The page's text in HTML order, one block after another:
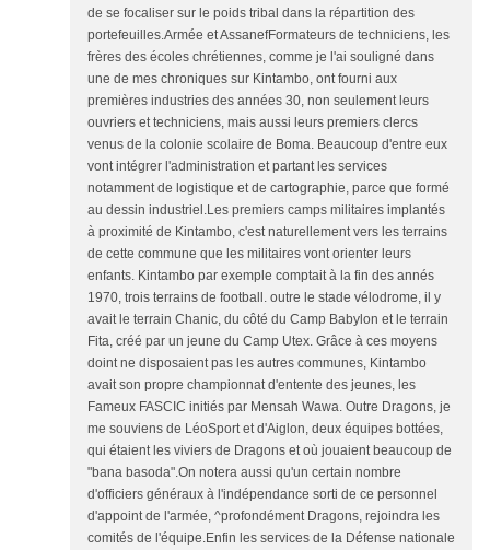
de se focaliser sur le poids tribal dans la répartition des
portefeuilles.Armée et AssanefFormateurs de techniciens, les
frères des écoles chrétiennes, comme je l'ai souligné dans
une de mes chroniques sur Kintambo, ont fourni aux
premières industries des années 30, non seulement leurs
ouvriers et techniciens, mais aussi leurs premiers clercs
venus de la colonie scolaire de Boma. Beaucoup d'entre eux
vont intégrer l'administration et partant les services
notamment de logistique et de cartographie, parce que formé
au dessin industriel.Les premiers camps militaires implantés
à proximité de Kintambo, c'est naturellement vers les terrains
de cette commune que les militaires vont orienter leurs
enfants. Kintambo par exemple comptait à la fin des annés
1970, trois terrains de football. outre le stade vélodrome, il y
avait le terrain Chanic, du côté du Camp Babylon et le terrain
Fita, créé par un jeune du Camp Utex. Grâce à ces moyens
doint ne disposaient pas les autres communes, Kintambo
avait son propre championnat d'entente des jeunes, les
Fameux FASCIC initiés par Mensah Wawa. Outre Dragons, je
me souviens de LéoSport et d'Aiglon, deux équipes bottées,
qui étaient les viviers de Dragons et où jouaient beaucoup de
"bana basoda".On notera aussi qu'un certain nombre
d'officiers généraux à l'indépendance sorti de ce personnel
d'appoint de l'armée, ^profondément Dragons, rejoindra les
comités de l'équipe.Enfin les services de la Défense nationale